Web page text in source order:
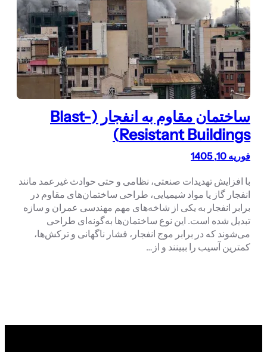
ساختمان مقاوم به انفجار (Blast-
Resistant Buildings)
فوریه 10, 1405
با افزایش تهدیدات صنعتی، نظامی و حتی حوادث غیرعمد مانند
انفجار گاز یا مواد شیمیایی، طراحی ساختمان‌های مقاوم در
برابر انفجار به یکی از شاخه‌های مهم مهندسی عمران و سازه
تبدیل شده است. این نوع ساختمان‌ها به‌گونه‌ای طراحی
می‌شوند که در برابر موج انفجار، فشار ناگهانی و ترکش‌ها،
کمترین آسیب را ببینند و از…